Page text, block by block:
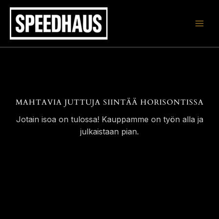
Siirry
sisältöön
MAHTAVIA JUTTUJA SIINTÄÄ HORISONTISSA
Jotain isoa on tulossa! Kauppamme on työn alla ja
julkaistaan pian.